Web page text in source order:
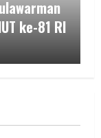
ke-81 RI